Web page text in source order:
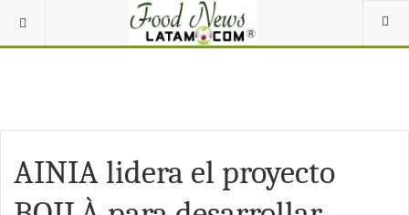
AINIA lidera el proyecto